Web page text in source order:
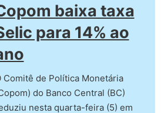
baixa taxa
para 14% ao
Comitê de Política Monetária
do Banco Central (BC)
nesta quarta-feira (5) em